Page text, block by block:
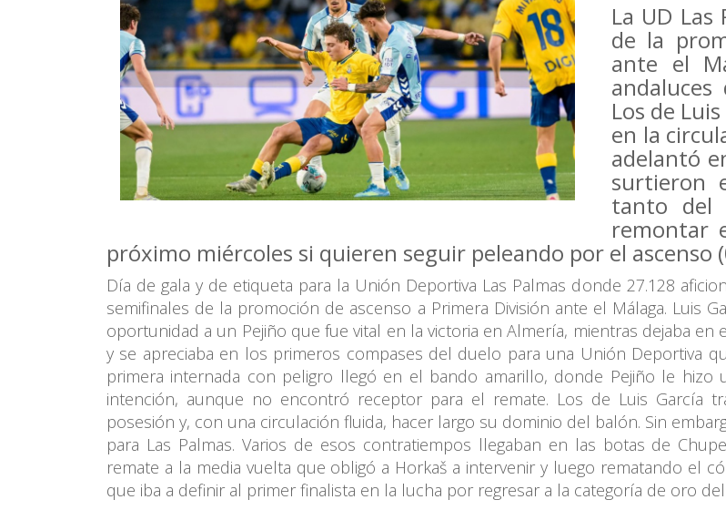
La UD
de la
ante el
Los de
en la
adelantó
surtieron
tanto del
remontar
próximo miércoles si quieren seguir peleando por el ascenso
Día de gala y de etiqueta para la Unión Deportiva Las Palmas donde 27.128
semifinales de la promoción de ascenso a Primera División ante el Málaga. Luis
oportunidad a un Pejiño que fue vital en la victoria en Almería, mientras dejaba en
y se apreciaba en los primeros compases del duelo para una Unión Deportiva
primera internada con peligro llegó en el bando amarillo, donde Pejiño le
intención, aunque no encontró receptor para el remate. Los de Luis García
posesión y, con una circulación fluida, hacer largo su dominio del balón. Sin
para Las Palmas. Varios de esos contratiempos llegaban en las botas de
remate a la media vuelta que obligó a Horkaš a intervenir y luego rematando el
que iba a definir al primer finalista en la lucha por regresar a la categoría de oro